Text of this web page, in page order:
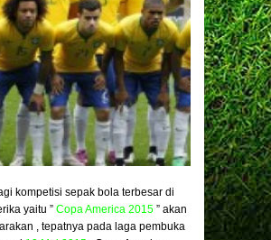
kompetisi sepak bola terbesar di
yaitu ” Copa America 2015 ” akan
, tepatnya pada laga pembuka